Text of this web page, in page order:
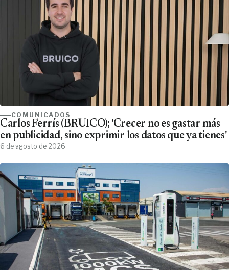
COMUNICADOS
Carlos Ferrís (BRUICO); 'Crecer no es gastar más
en publicidad, sino exprimir los datos que ya tienes'
6 de agosto de 2026